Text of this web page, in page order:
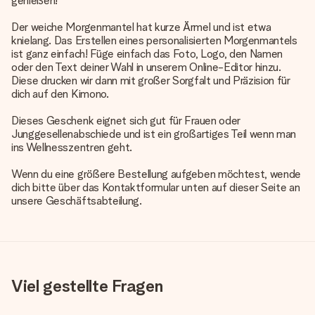
Der weiche Morgenmantel hat kurze Ärmel und ist etwa
knielang. Das Erstellen eines personalisierten Morgenmantels
ist ganz einfach! Füge einfach das Foto, Logo, den Namen
oder den Text deiner Wahl in unserem Online-Editor hinzu.
Diese drucken wir dann mit großer Sorgfalt und Präzision für
dich auf den Kimono.
Dieses Geschenk eignet sich gut für Frauen oder
Junggesellenabschiede und ist ein großartiges Teil wenn man
ins Wellnesszentren geht.
Wenn du eine größere Bestellung aufgeben möchtest, wende
dich bitte über das Kontaktformular unten auf dieser Seite an
unsere Geschäftsabteilung.
Viel gestellte Fragen